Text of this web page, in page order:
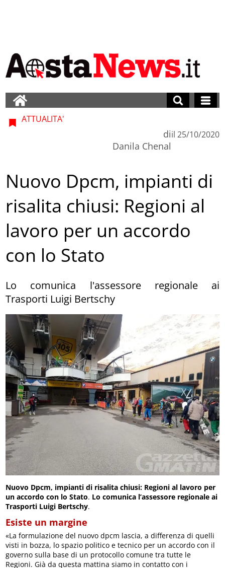
ATTUALITA'
di
Danila Chenal
il 25/10/2020
Nuovo Dpcm, impianti di
risalita chiusi: Regioni al
lavoro per un accordo
con lo Stato
Lo comunica l'assessore regionale ai
Trasporti Luigi Bertschy
Nuovo Dpcm, impianti di risalita chiusi: Regioni al lavoro per
un accordo con lo Stato. Lo comunica l’assessore regionale ai
Trasporti Luigi Bertschy.
Esiste un margine
«La formulazione del nuovo dpcm lascia, a differenza di quelli
visti in bozza, lo spazio politico e tecnico per un accordo con il
governo sulla base di un protocollo comune tra tutte le
Regioni. Già da questa mattina siamo in contatto con i